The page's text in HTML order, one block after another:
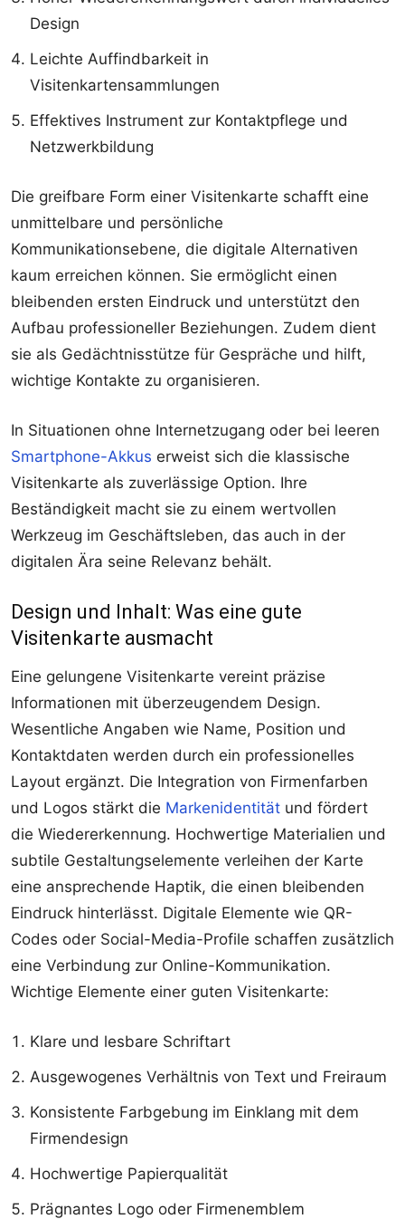
Design
Leichte Auffindbarkeit in
Visitenkartensammlungen
Effektives Instrument zur Kontaktpflege und
Netzwerkbildung
Die greifbare Form einer Visitenkarte schafft eine
unmittelbare und persönliche
Kommunikationsebene, die digitale Alternativen
kaum erreichen können. Sie ermöglicht einen
bleibenden ersten Eindruck und unterstützt den
Aufbau professioneller Beziehungen. Zudem dient
sie als Gedächtnisstütze für Gespräche und hilft,
wichtige Kontakte zu organisieren.
In Situationen ohne Internetzugang oder bei leeren
Smartphone-Akkus erweist sich die klassische
Visitenkarte als zuverlässige Option. Ihre
Beständigkeit macht sie zu einem wertvollen
Werkzeug im Geschäftsleben, das auch in der
digitalen Ära seine Relevanz behält.
Design und Inhalt: Was eine gute
Visitenkarte ausmacht
Eine gelungene Visitenkarte vereint präzise
Informationen mit überzeugendem Design.
Wesentliche Angaben wie Name, Position und
Kontaktdaten werden durch ein professionelles
Layout ergänzt. Die Integration von Firmenfarben
und Logos stärkt die Markenidentität und fördert
die Wiedererkennung. Hochwertige Materialien und
subtile Gestaltungselemente verleihen der Karte
eine ansprechende Haptik, die einen bleibenden
Eindruck hinterlässt. Digitale Elemente wie QR-
Codes oder Social-Media-Profile schaffen zusätzlich
eine Verbindung zur Online-Kommunikation.
Wichtige Elemente einer guten Visitenkarte:
Klare und lesbare Schriftart
Ausgewogenes Verhältnis von Text und Freiraum
Konsistente Farbgebung im Einklang mit dem
Firmendesign
Hochwertige Papierqualität
Prägnantes Logo oder Firmenemblem